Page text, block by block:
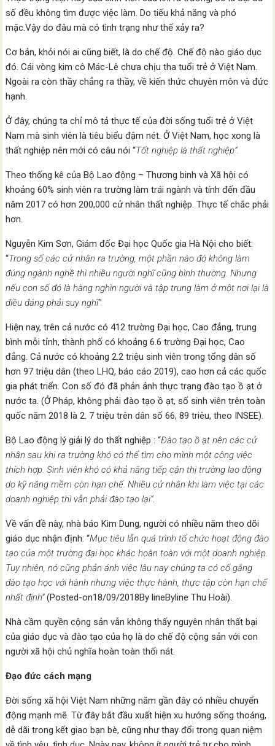
số đều không tìm được việc làm. Do tiếu khả năng và phó
mặc.Vậy do đâu mà có tình trạng như thế xảy ra?
Cơ bản, khỏi nói ai cũng biết, là do chế độ. Chế độ nào giáo dục
đó. Cái vòng kim cô Mác-Lê chưa chịu tha tuổi trẻ ở Việt Nam.
Ngoài ra còn thầy chẳng ra thầy, về kiến thức chuyên môn và đức
hạnh.
Ở đây, chúng ta chỉ mô tả thực tế của đời sống tuổi trẻ ở Việt
Nam mà sinh viên là tiêu biểu đậm nét. Ở Việt Nam, học xong là
thất nghiệp nên mới có câu nói “Tốt nghiệp là thất nghiệp”.
Theo thống kê của Bộ Lao động – Thương binh và Xã hội có
khoảng 60% sinh viên ra trường làm trái ngành và tính đến đầu
năm 2017 có hơn 200,000 cử nhân thất nghiệp. Thực tế chắc phải
hơn.
Nguyễn Kim Sơn, Giám đốc Đại học Quốc gia Hà Nội cho biết:
“Trong số các cử nhân ra trường, một phần nào đó không làm
đúng ngành nghề thì nhiều người nghĩ cũng bình thường. Nhưng
nếu con số đó là hàng nghìn người và tập trung làm ở một nơi lại là
điều đáng phải suy nghĩ”.
Hiện nay, trên cả nước có 412 trường Đại học, Cao đẳng, trung
bình mỗi tỉnh, thành phố có khoảng 6.6 trường Đại học, Cao
đẳng. Cả nước có khoảng 2.2 triệu sinh viên trong tổng dân số
hơn 97 triệu dân (theo LHQ, báo cáo 2019), cao hơn cả các quốc
gia phát triển. Con số đó đã phản ảnh thực trạng đào tạo ồ ạt ở
nước ta. (Ở Pháp, không phải đào tạo ồ ạt, số sinh viên trên toàn
quốc năm 2018 là 2. 7 triệu trên dân số 66, 89 triêu, theo INSEE).
Bộ Lao động lý giải lý do thất nghiệp : “Đào tạo ồ ạt nên các cử
nhân sau khi ra trường khó có thể tìm cho mình một công việc
thích hợp. Sinh viên khó có khả năng tiếp cận thị trường lao động
do kỹ năng mềm còn hạn chế. Nhiều cử nhân khi làm việc tại các
doanh nghiệp thì vẫn phải đào tạo lại”.
Về vấn đề này, nhà báo Kim Dung, người có nhiều năm theo dõi
giáo dục nhận định: “Mục tiêu lẫn quá trình tổ chức hoạt động đào
tạo của một trường đại học khác hoàn toàn với một doanh nghiệp.
Tuy nhiên, nó cũng phản ánh việc lâu nay chúng ta có cố gắng
đào tạo học với hành nhưng việc thực hành, thực tập còn hạn chế
nhất định”(Posted-on18/09/2018By lineByline Thu Hoài).
Nhà cầm quyền cộng sản vẫn không thấy nguyên nhân thất bại
của giáo dục và đào tạo của họ là do chế độ cộng sản với con
người xã hội chủ nghĩa hoàn toàn thối nát.
Đạo đức cách mạng
Đời sống xã hội Việt Nam những năm gần đây có nhiều chuyển
động mạnh mẽ. Từ đây bắt đầu xuất hiện xu hướng sống thoáng,
dễ dãi trong kết giao bạn bè, cũng như thay đổi trong quan niệm